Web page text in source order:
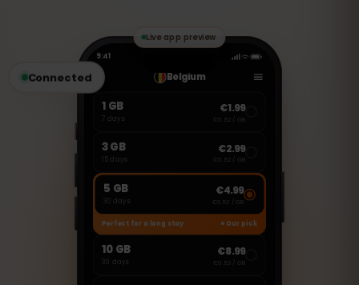
FaceTime, Skype та інші VoIP-сервіси.